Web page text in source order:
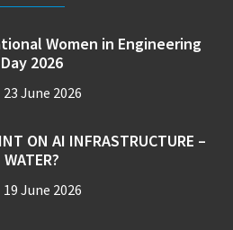
Women in Engineering
Day 2026
23 June 2026
ON AI INFRASTRUCTURE –
WATER?
19 June 2026